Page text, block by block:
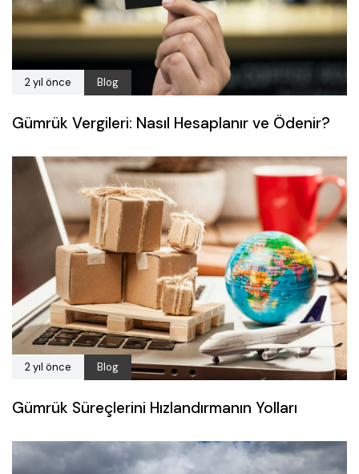
2 yıl önce Blog
Gümrük Vergileri: Nasıl Hesaplanır ve Ödenir?
2 yıl önce Blog
Gümrük Süreçlerini Hızlandırmanın Yolları